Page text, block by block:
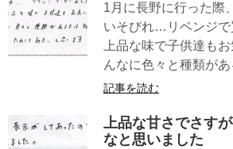
1月に長野に行った際
いそびれ…リベンジで
上品な味で子供達も
んなに色々と種類があ
記事を読む
上品な甘さでさす
なと思いました